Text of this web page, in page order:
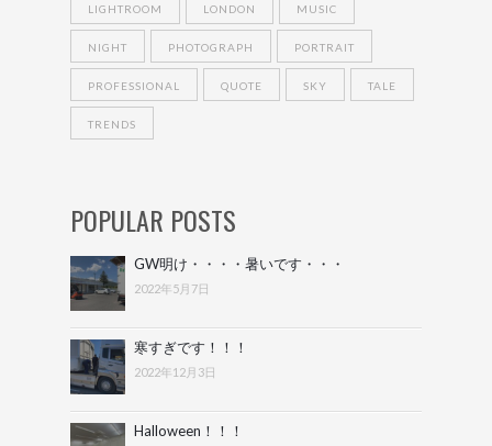
LIGHTROOM LONDON MUSIC
NIGHT PHOTOGRAPH PORTRAIT
PROFESSIONAL QUOTE SKY TALE
TRENDS
POPULAR POSTS
GW明け・・・・暑いです・・・
2022年5月7日
寒すぎです！！！
2022年12月3日
Halloween！！！